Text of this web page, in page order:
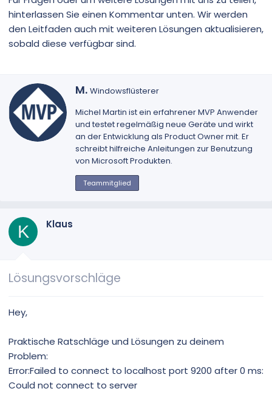
hinterlassen Sie einen Kommentar unten. Wir werden
den Leitfaden auch mit weiteren Lösungen aktualisieren,
sobald diese verfügbar sind.
G
s
c
h
r
i
M. Windowsflüsterer
Michel Martin ist ein erfahrener MVP Anwender
und testet regelmäßig neue Geräte und wirkt
an der Entwicklung als Product Owner mit. Er
schreibt hilfreiche Anleitungen zur Benutzung
von Microsoft Produkten.
Teammitglied
K Klaus
Lösungsvorschläge
Hey,
Praktische Ratschläge und Lösungen zu deinem
Problem:
Error:Failed to connect to localhost port 9200 after 0 ms:
Could not connect to server